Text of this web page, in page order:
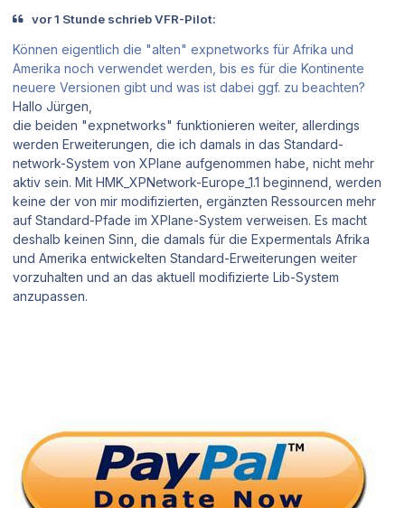
vor 1 Stunde schrieb VFR-Pilot:
Können eigentlich die "alten" expnetworks für Afrika und
Amerika noch verwendet werden, bis es für die Kontinente
neuere Versionen gibt und was ist dabei ggf. zu beachten?
Hallo Jürgen,
die beiden "expnetworks" funktionieren weiter, allerdings
werden Erweiterungen, die ich damals in das Standard-
network-System von XPlane aufgenommen habe, nicht mehr
aktiv sein. Mit HMK_XPNetwork-Europe_1.1 beginnend, werden
keine der von mir modifizierten, ergänzten Ressourcen mehr
auf Standard-Pfade im XPlane-System verweisen. Es macht
deshalb keinen Sinn, die damals für die Expermentals Afrika
und Amerika entwickelten Standard-Erweiterungen weiter
vorzuhalten und an das aktuell modifizierte Lib-System
anzupassen.